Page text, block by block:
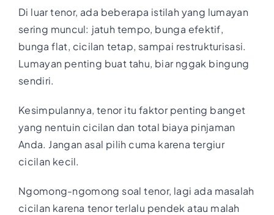
Di luar tenor, ada beberapa istilah yang lumayan
sering muncul: jatuh tempo, bunga efektif,
bunga flat, cicilan tetap, sampai restrukturisasi.
Lumayan penting buat tahu, biar nggak bingung
sendiri.
Kesimpulannya, tenor itu faktor penting banget
yang nentuin cicilan dan total biaya pinjaman
Anda. Jangan asal pilih cuma karena tergiur
cicilan kecil.
Ngomong-ngomong soal tenor, lagi ada masalah
cicilan karena tenor terlalu pendek atau malah